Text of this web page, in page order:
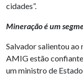
cidades”.
Mineração é um
Salvador salientou ao
AMIG estão
um ministro de